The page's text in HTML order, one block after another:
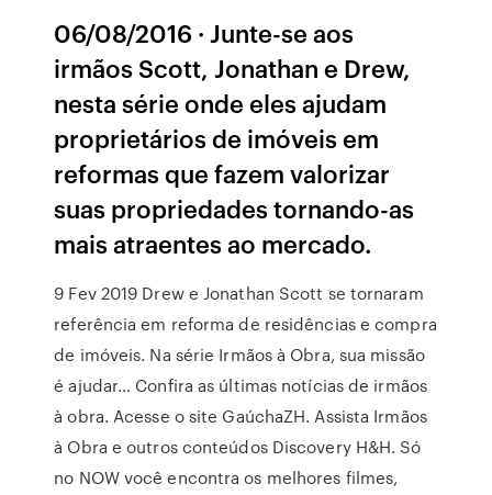
06/08/2016 · Junte-se aos
irmãos Scott, Jonathan e Drew,
nesta série onde eles ajudam
proprietários de imóveis em
reformas que fazem valorizar
suas propriedades tornando-as
mais atraentes ao mercado.
9 Fev 2019 Drew e Jonathan Scott se tornaram
referência em reforma de residências e compra
de imóveis. Na série Irmãos à Obra, sua missão
é ajudar… Confira as últimas notícias de irmãos
à obra. Acesse o site GaúchaZH. Assista Irmãos
à Obra e outros conteúdos Discovery H&H. Só
no NOW você encontra os melhores filmes,